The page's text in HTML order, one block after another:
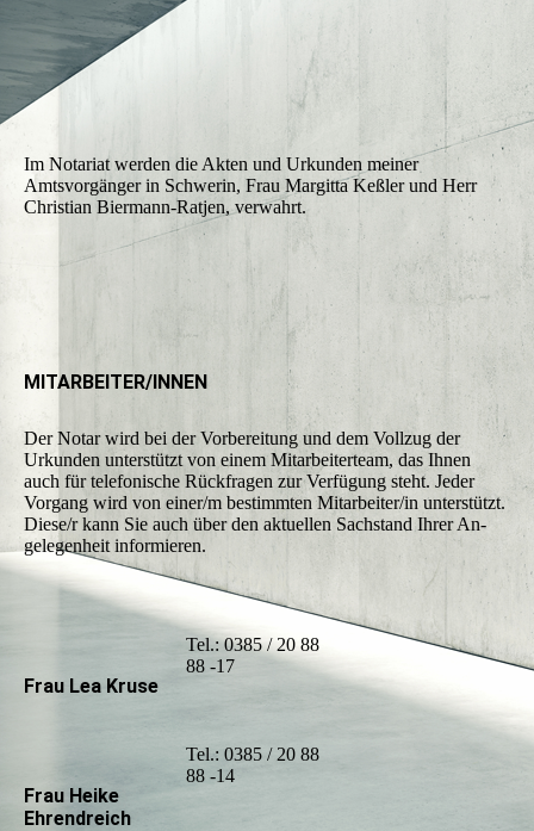
Im Notariat werden die Akten und Urkunden meiner
Amtsvorgänger in Schwerin, Frau Margitta Keßler und Herr
Christian Biermann-Ratjen, verwahrt.
MITARBEITER/INNEN
Der Notar wird bei der Vorbereitung und dem Vollzug der
Urkunden un­ter­stützt von ei­nem Mitarbeiterteam, das Ihnen
auch für telefonische Rück­fra­gen zur Verfügung steht. Jeder
Vorgang wird von einer/m be­stimm­ten Mit­­arbeiter/in unterstützt.
Diese/r kann Sie auch über den aktuellen Sach­stand Ihrer An­
gele­genheit informieren.
Frau Lea Kruse
Tel.: 0385 / 20 88
88 -17
Frau Heike
Ehrendreich
Tel.: 0385 / 20 88
88 -14